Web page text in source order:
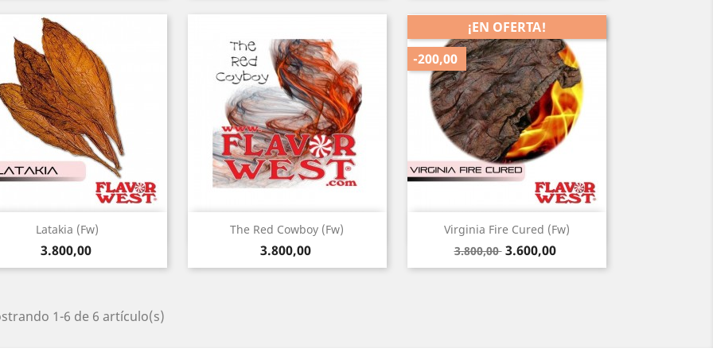
Latakia (Fw)
Precio
3.800,00
Vista rápida The Red Cowboy (fw)
Precio
3.800,00
Vista rápida Virginia Fire Cured (Fw)
Precio
base
3.800,00 Precio
3.600,00
¡EN OFERTA!
-200,00
Vista rápida
1-6 de 6 artículo(s)